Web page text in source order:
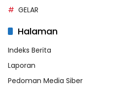
GELAR
Halaman
Indeks Berita
Laporan
Pedoman Media Siber